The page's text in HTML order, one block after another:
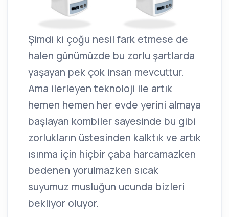
Şimdi ki çoğu nesil fark etmese de
halen günümüzde bu zorlu şartlarda
yaşayan pek çok insan mevcuttur.
Ama ilerleyen teknoloji ile artık
hemen hemen her evde yerini almaya
başlayan kombiler sayesinde bu gibi
zorlukların üstesinden kalktık ve artık
ısınma için hiçbir çaba harcamazken
bedenen yorulmazken sıcak
suyumuz musluğun ucunda bizleri
bekliyor oluyor.